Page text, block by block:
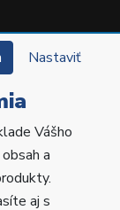
práva
Nastaviť
Vášho
a
aj s